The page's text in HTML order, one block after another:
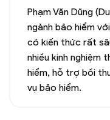
Phạm Văn Dũng
ngành bảo hiểm
có kiến thức rất
nhiều kinh nghiệm
hiểm, hỗ trợ bồi
vụ bảo hiểm.